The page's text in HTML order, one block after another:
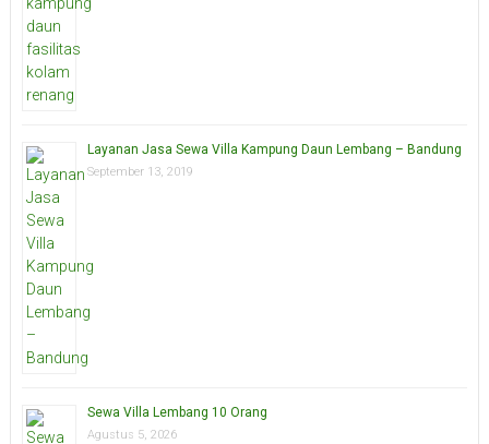
Layanan Jasa Sewa Villa Kampung Daun Lembang – Bandung
September 13, 2019
Sewa Villa Lembang 10 Orang
Agustus 5, 2026